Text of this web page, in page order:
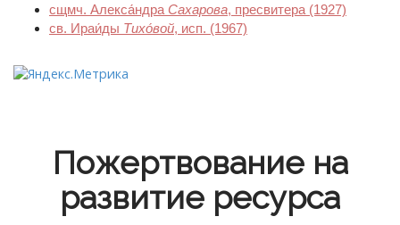
сщмч. Алекса́ндра Сахарова, пресвитера (1927)
св. Ираи́ды Тихо́вой, исп. (1967)
Пожертвование на
развитие ресурса